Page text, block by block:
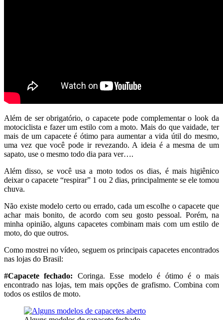
Além de ser obrigatório, o capacete pode complementar o look da
motociclista e fazer um estilo com a moto. Mais do que vaidade, ter
mais de um capacete é ótimo para aumentar a vida útil do mesmo,
uma vez que você pode ir revezando. A ideia é a mesma de um
sapato, use o mesmo todo dia para ver….
Além disso, se você usa a moto todos os dias, é mais higiênico
deixar o capacete “respirar” 1 ou 2 dias, principalmente se ele tomou
chuva.
Não existe modelo certo ou errado, cada um escolhe o capacete que
achar mais bonito, de acordo com seu gosto pessoal. Porém, na
minha opinião, alguns capacetes combinam mais com um estilo de
moto, do que outros.
Como mostrei no vídeo, seguem os principais capacetes encontrados
nas lojas do Brasil:
#Capacete fechado: Coringa. Esse modelo é ótimo é o mais
encontrado nas lojas, tem mais opções de grafismo. Combina com
todos os estilos de moto.